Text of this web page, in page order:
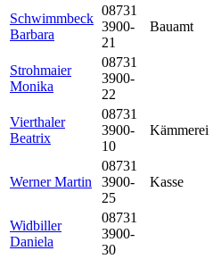
Schwimmbeck
Barbara
08731
3900-
21
Bauamt
Strohmaier
Monika
08731
3900-
22
Vierthaler
Beatrix
08731
3900-
10
Kämmerei
Werner Martin
08731
3900-
25
Kasse
Widbiller
Daniela
08731
3900-
30